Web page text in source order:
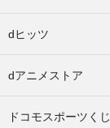
dヒッツ
dアニメストア
ドコモスポーツくじ